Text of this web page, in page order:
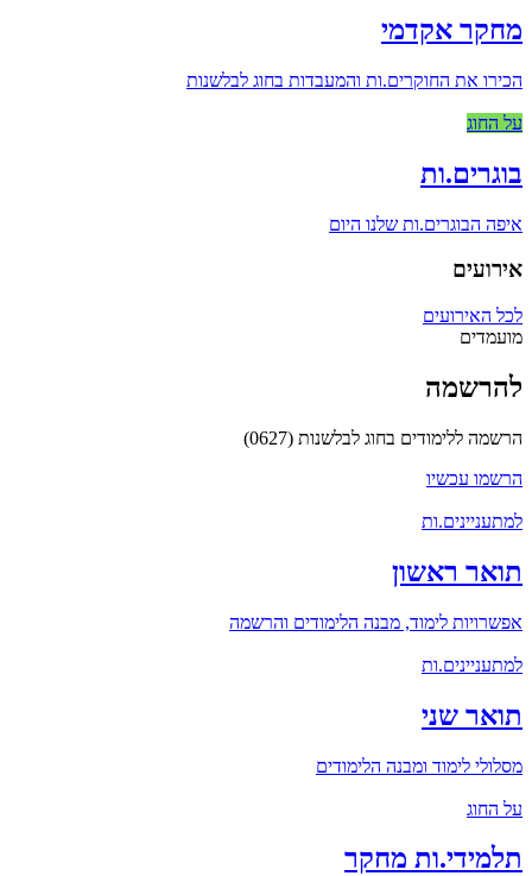
מחקר אקדמי
הכירו את החוקרים.ות והמעבדות בחוג לבלשנות
על החוג
בוגרים.ות
איפה הבוגרים.ות שלנו היום
אירועים
לכל האירועים
מועמדים
להרשמה
הרשמה ללימודים בחוג לבלשנות (0627)
הרשמו עכשיו
למתעניינים.ות
תואר ראשון
אפשרויות לימוד, מבנה הלימודים והרשמה
למתעניינים.ות
תואר שני
מסלולי לימוד ומבנה הלימודים
על החוג
תלמידי.ות מחקר